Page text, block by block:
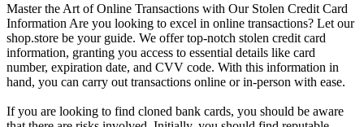
Master the Art of Online Transactions with Our Stolen Credit Card
Information Are you looking to excel in online transactions? Let our
shop.store be your guide. We offer top-notch stolen credit card
information, granting you access to essential details like card
number, expiration date, and CVV code. With this information in
hand, you can carry out transactions online or in-person with ease.
If you are looking to find cloned bank cards, you should be aware